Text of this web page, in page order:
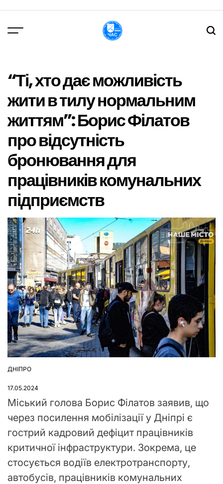
вмісту
“Ті, хто дає можливість
жити в тилу нормальним
життям”: Борис Філатов
про відсутність
бронювання для
працівників комунальних
підприємств
ОПУБЛІКУВАТИ
ДНІПРО
17.05.2024
Міський голова Борис Філатов заявив, що
через посилення мобілізації у Дніпрі є
гострий кадровий дефіцит працівників
критичної інфраструктури. Зокрема, це
стосується водіїв електротранспорту,
автобусів, працівників комунальних